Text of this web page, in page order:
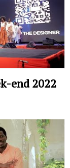
end 2022